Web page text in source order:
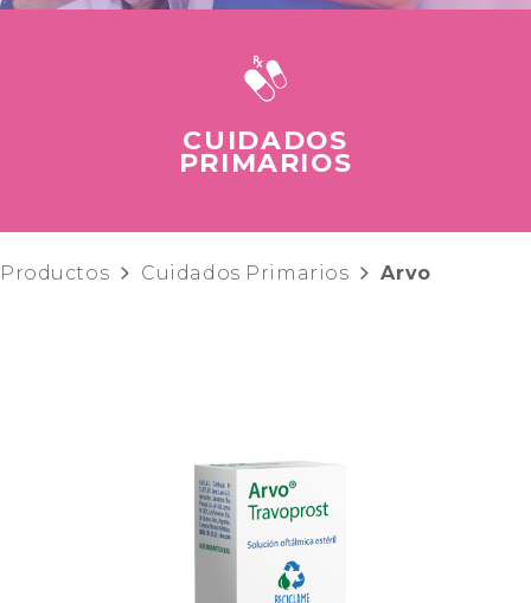
CUIDADOS
PRIMARIOS
Productos Cuidados Primarios Arvo